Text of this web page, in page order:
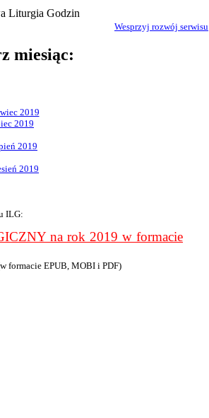
Wesprzyj rozwój serwisu
miesiąc:
2019
2019
2019
2019
ILG:
na rok 2019 w formacie
formacie EPUB, MOBI i PDF)